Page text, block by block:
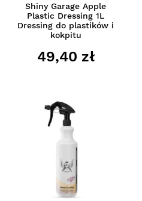
Shiny Garage Apple
Plastic Dressing 1L
Dressing do plastików i
kokpitu
49,40 zł